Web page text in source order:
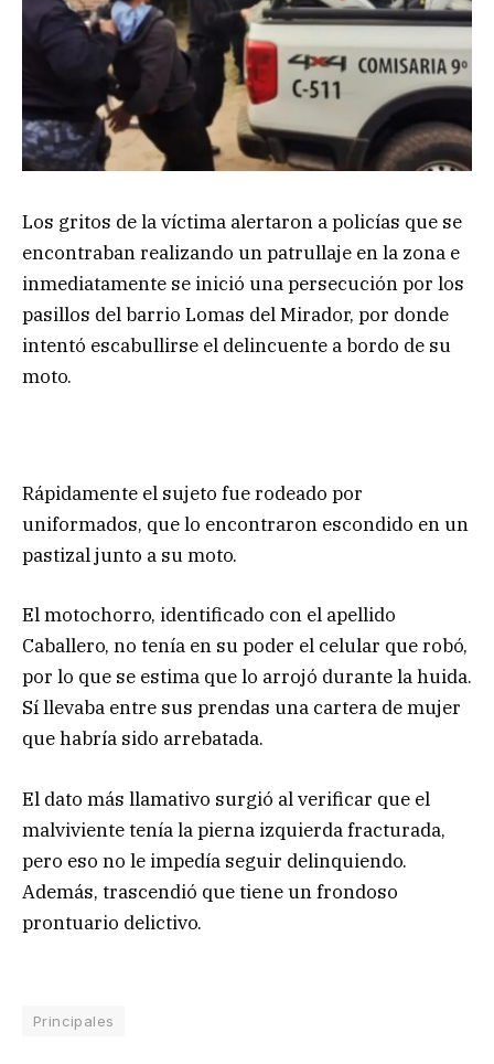
Los gritos de la víctima alertaron a policías que se
encontraban realizando un patrullaje en la zona e
inmediatamente se inició una persecución por los
pasillos del barrio Lomas del Mirador, por donde
intentó escabullirse el delincuente a bordo de su
moto.
Rápidamente el sujeto fue rodeado por
uniformados, que lo encontraron escondido en un
pastizal junto a su moto.
El motochorro, identificado con el apellido
Caballero, no tenía en su poder el celular que robó,
por lo que se estima que lo arrojó durante la huida.
Sí llevaba entre sus prendas una cartera de mujer
que habría sido arrebatada.
El dato más llamativo surgió al verificar que el
malviviente tenía la pierna izquierda fracturada,
pero eso no le impedía seguir delinquiendo.
Además, trascendió que tiene un frondoso
prontuario delictivo.
Principales